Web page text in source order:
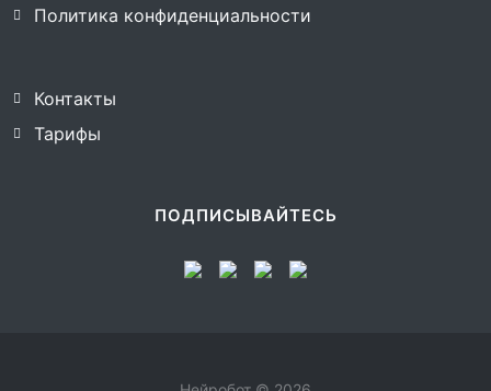
Политика конфиденциальности
Контакты
Тарифы
ПОДПИСЫВАЙТЕСЬ